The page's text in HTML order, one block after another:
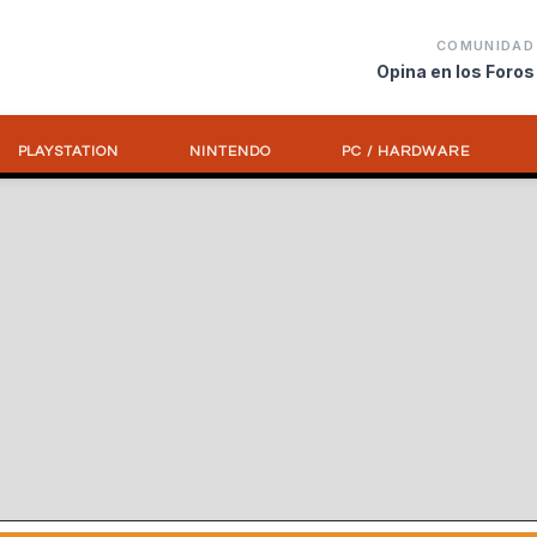
COMUNIDAD
Opina en los Foros
PLAYSTATION NINTENDO PC / HARDWARE